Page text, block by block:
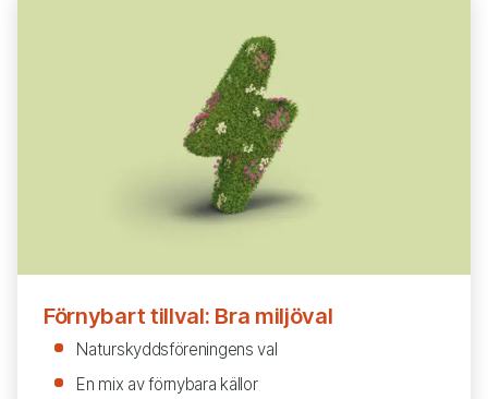
Förnybart tillval: Bra miljöval
Naturskyddsföreningens val
En mix av förnybara källor